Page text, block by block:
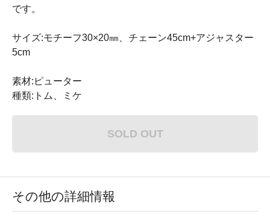
です。
サイズ:モチーフ30×20㎜、チェーン45cm+アジャスター
5cm
素材:ピューター
種類:トム、ミケ
SOLD OUT
その他の詳細情報